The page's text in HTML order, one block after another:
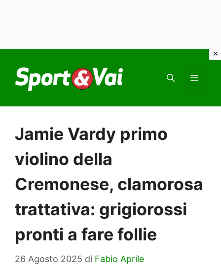
contenuto
Jamie Vardy primo
violino della
Cremonese, clamorosa
trattativa: grigiorossi
pronti a fare follie
26 Agosto 2025 di Fabio Aprile